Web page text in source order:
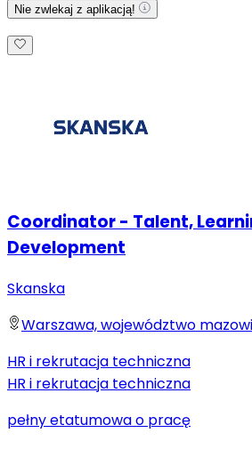
Nie zwlekaj z aplikacją!
Coordinator - Talent,
Development
Skanska
Warszawa, województwo
HR i rekrutacja techniczna
HR i rekrutacja techniczna
pełny etatumowa o pracę